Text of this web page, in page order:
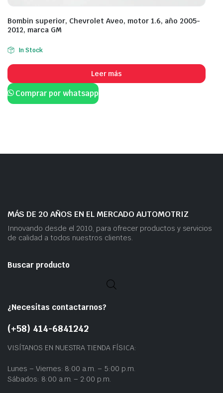
Bombin superior, Chevrolet Aveo, motor 1.6, año 2005-
2012, marca GM
In Stock
Leer más
Comprar por whatsapp
MÁS DE 20 AÑOS EN EL MERCADO AUTOMOTRIZ
Innovando desde el 2010, para ofrecer productos y servicios
de calidad a todos nuestros clientes.
Buscar producto
¿Necesitas contactarnos?
(+58) 414-6841242
VISÍTANOS EN NUESTRA TIENDA FÍSICA:
Lunes – Viernes: 8:00 a.m. – 5:00 p.m.
Sábados: 8:00 a.m. – 2:00 p.m.